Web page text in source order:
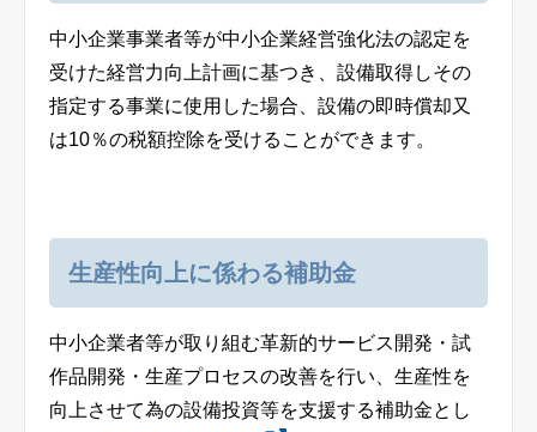
中小企業事業者等が中小企業経営強化法の認定を
受けた経営力向上計画に基つき、設備取得しその
指定する事業に使用した場合、設備の即時償却又
は10％の税額控除を受けることができます。
生産性向上に係わる補助金
中小企業者等が取り組む革新的サービス開発・試
作品開発・生産プロセスの改善を行い、生産性を
向上させて為の設備投資等を支援する補助金とし